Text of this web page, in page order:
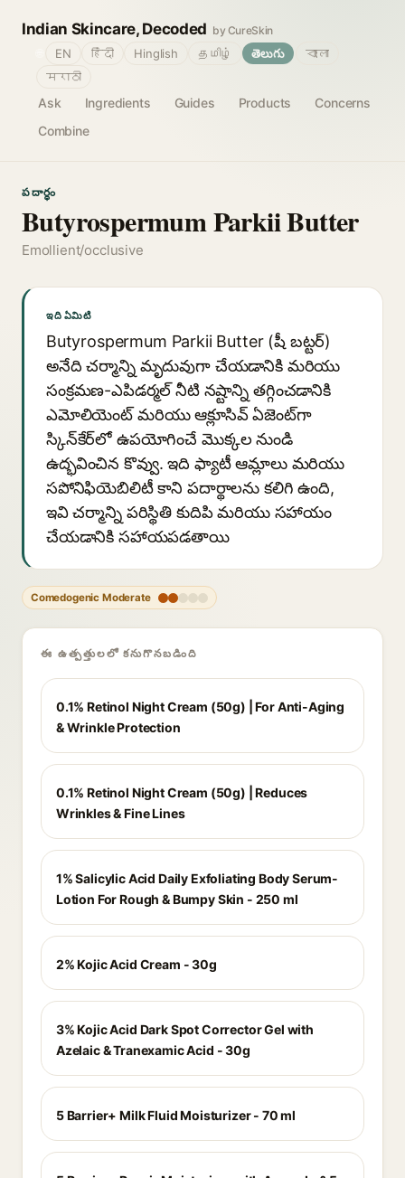
Indian Skincare, Decoded by CureSkin
Ask Ingredients Guides Products
Concerns
Combine
EN हिंदी Hinglish தமிழ் తెలుగు
বাংলা
मराठी
పదార్థం
Butyrospermum Parkii Butter
Emollient/occlusive
ఇది ఏమిటి
Butyrospermum Parkii Butter (షీ బట్టర్)
అనేది చర్మాన్ని మృదువుగా చేయడానికి మరియు
సంక్రమణ-ఎపిడర్మల్ నీటి నష్టాన్ని తగ్గించడానికి
ఎమోలియెంట్ మరియు ఆక్లూసివ్ ఏజెంట్‌గా
స్కిన్‌కేర్‌లో ఉపయోగించే మొక్కల నుండి
ఉద్భవించిన కొవ్వు. ఇది ఫ్యాటీ ఆమ్లాలు మరియు
సపోనిఫియెబిలిటీ కాని పదార్థాలను కలిగి ఉంది,
ఇవి చర్మాన్ని పరిస్థితి కుదిపి మరియు సహాయం
చేయడానికి సహాయపడతాయి
Comedogenic Moderate
ఈ ఉత్పత్తులలో కనుగొనబడింది
0.1% Retinol Night Cream (50g) | For Anti-Aging
& Wrinkle Protection
0.1% Retinol Night Cream (50g) | Reduces
Wrinkles & Fine Lines
1% Salicylic Acid Daily Exfoliating Body Serum-
Lotion For Rough & Bumpy Skin - 250 ml
2% Kojic Acid Cream - 30g
3% Kojic Acid Dark Spot Corrector Gel with
Azelaic & Tranexamic Acid - 30g
5 Barrier+ Milk Fluid Moisturizer - 70 ml